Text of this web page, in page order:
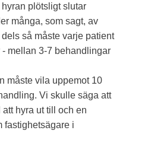
plötsligt slutar
många, som sagt, av
så måste varje patient
mellan 3-7 behandlingar
måste vila uppemot 10
Vi skulle säga att
hyra ut till och en
fastighetsägare i